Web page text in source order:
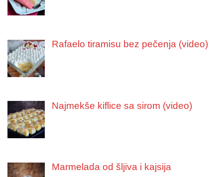
Rafaelo tiramisu bez pečenja (video)
Najmekše kiflice sa sirom (video)
Marmelada od šljiva i kajsija